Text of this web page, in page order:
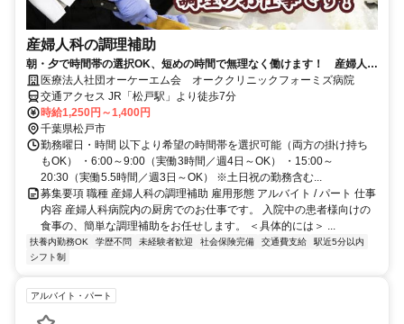
産婦人科の調理補助
朝・夕で時間帯の選択OK、短めの時間で無理なく働けます！ 産婦人科
内での簡単な調理補助
医療法人社団オーケーエム会 オーククリニックフォーミズ病院
交通アクセス JR「松戸駅」より徒歩7分
時給1,250円～1,400円
千葉県松戸市
勤務曜日・時間 以下より希望の時間帯を選択可能（両方の掛け持ち
もOK） ・6:00～9:00（実働3時間／週4日～OK） ・15:00～
20:30（実働5.5時間／週3日～OK） ※土日祝の勤務含む...
募集要項 職種 産婦人科の調理補助 雇用形態 アルバイト / パート 仕事
内容 産婦人科病院内の厨房でのお仕事です。 入院中の患者様向けの
食事の、簡単な調理補助をお任せします。 ＜具体的には＞ ...
扶養内勤務OK 学歴不問 未経験者歓迎 社会保険完備 交通費支給
駅近5分以内
シフト制
アルバイト・パート